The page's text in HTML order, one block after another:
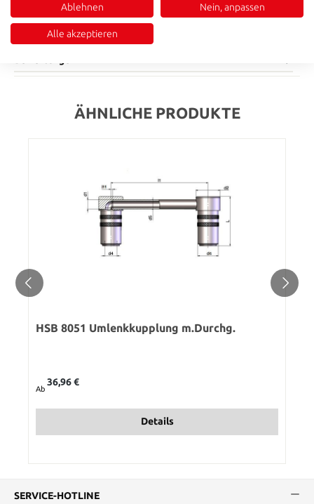
mit Standard-Tüllenkontur oder mit Schnellsteck-Kontur für
Steckschläuche Werkstoffe: • Anschlussstücke, Ventilkörper,
Mehr
ÄHNLICHE PRODUKTE
HSB 8051 Umlenkkupplung m.Durchg.
Ab
36,96 €
Details
SERVICE-HOTLINE
Ablehnen Nein, anpassen
Alle akzeptieren